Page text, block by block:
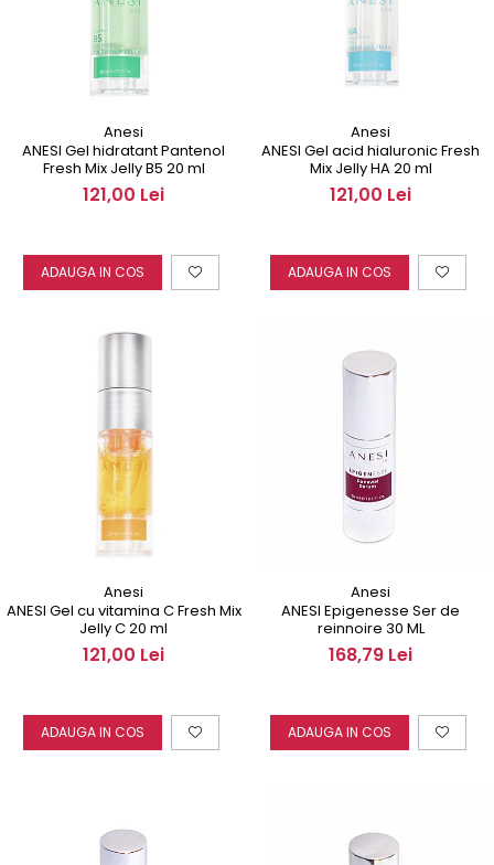
Anesi
ANESI Gel hidratant Pantenol
Fresh Mix Jelly B5 20 ml
121,00 Lei
ADAUGA IN COS
Anesi
ANESI Gel acid hialuronic Fresh
Mix Jelly HA 20 ml
121,00 Lei
ADAUGA IN COS
Anesi
ANESI Gel cu vitamina C Fresh Mix
Jelly C 20 ml
121,00 Lei
ADAUGA IN COS
Anesi
ANESI Epigenesse Ser de
reinnoire 30 ML
168,79 Lei
ADAUGA IN COS